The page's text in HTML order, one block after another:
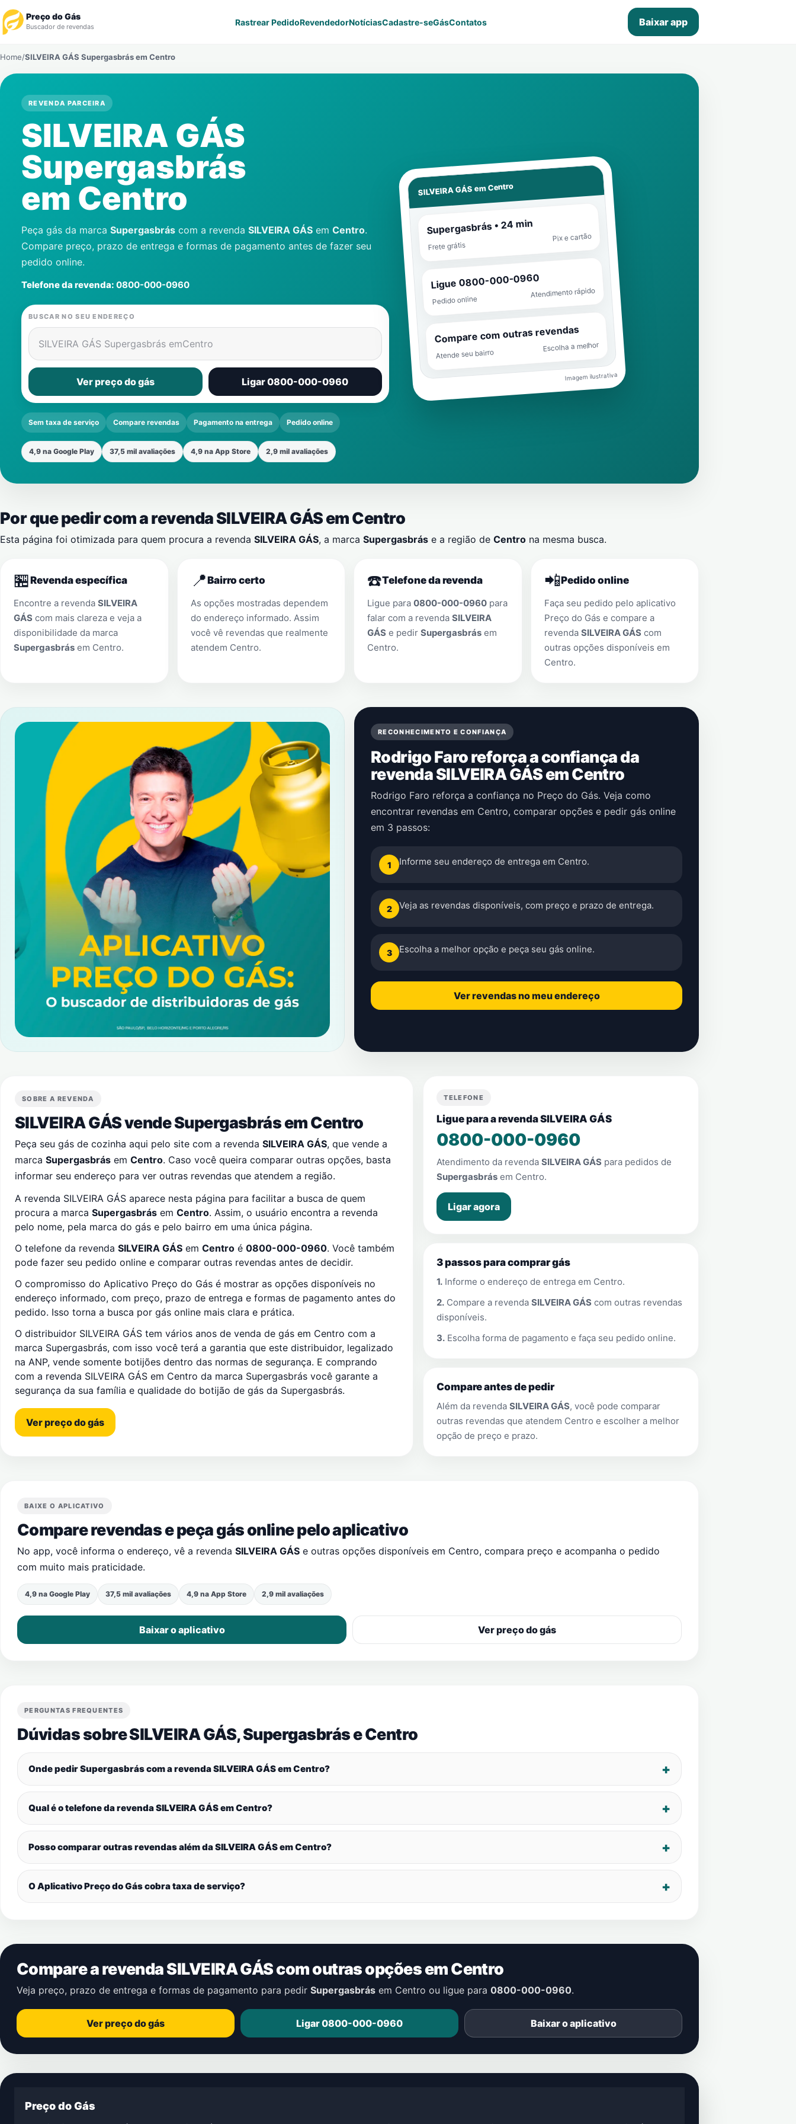
Preço do Gás
Buscador de revendas Rastrear PedidoRevendedorNotíciasCadastre-seGásContatos Baixar app
Revendedor
Notícias
Cadastre-se
Home/SILVEIRA GÁS Supergasbrás em Centro
REVENDA PARCEIRA
SILVEIRA GÁS
Supergasbrás
emCentro
Peça gás da marca Supergasbrás com a revenda SILVEIRA GÁS em Centro.
Compare preço, prazo de entrega e formas de pagamento antes de fazer seu
pedido online.
Telefone da revenda: 0800-000-0960
BUSCAR NO SEU ENDEREÇO
SILVEIRA GÁS Supergasbrás emCentro
Ver preço do gás Ligar 0800-000-0960
Sem taxa de serviço Compare revendas Pagamento na entrega Pedido online
4,9 na Google Play 37,5 mil avaliações 4,9 na App Store 2,9 mil avaliações
SILVEIRA GÁS emCentro
Supergasbrás • 24 min
Frete grátis
Pix e cartão
Ligue 0800-000-0960
Pedido online
Atendimento rápido
Compare com outras revendas
Atende seu bairro
Escolha a melhor
Imagem ilustrativa
Por que pedir com a revenda SILVEIRA GÁS emCentro
Esta página foi otimizada para quem procura a revenda SILVEIRA GÁS, a marca Supergasbrás e a região de Centro na mesma busca.
🏪Revenda específica
Encontre a revenda SILVEIRA
GÁS com mais clareza e veja a
disponibilidade da marca
Supergasbrás em Centro.
📍Bairro certo
As opções mostradas dependem
do endereço informado. Assim
você vê revendas que realmente
atendem Centro.
☎️Telefone da revenda
Ligue para 0800-000-0960 para
falar com a revenda SILVEIRA
GÁS e pedir Supergasbrás em
Centro.
📲Pedido online
Faça seu pedido pelo aplicativo
Preço do Gás e compare a
revenda SILVEIRA GÁS com
outras opções disponíveis em
Centro.
RECONHECIMENTO E CONFIANÇA
Rodrigo Faro reforça a confiança da
revenda SILVEIRA GÁS em Centro
Rodrigo Faro reforça a confiança no Preço do Gás. Veja como
encontrar revendas em Centro, comparar opções e pedir gás online
em 3 passos:
1 Informe seu endereço de entrega em Centro.
2 Veja as revendas disponíveis, com preço e prazo de entrega.
3 Escolha a melhor opção e peça seu gás online.
Ver revendas no meu endereço
SOBRE A REVENDA
SILVEIRA GÁS vende Supergasbrás emCentro
Peça seu gás de cozinha aqui pelo site com a revenda SILVEIRA GÁS, que vende a
marca Supergasbrás em Centro. Caso você queira comparar outras opções, basta
informar seu endereço para ver outras revendas que atendem a região.
A revenda SILVEIRA GÁS aparece nesta página para facilitar a busca de quem
procura a marca Supergasbrás em Centro. Assim, o usuário encontra a revenda
pelo nome, pela marca do gás e pelo bairro em uma única página.
O telefone da revenda SILVEIRA GÁS em Centro é 0800-000-0960. Você também
pode fazer seu pedido online e comparar outras revendas antes de decidir.
O compromisso do Aplicativo Preço do Gás é mostrar as opções disponíveis no
endereço informado, com preço, prazo de entrega e formas de pagamento antes do
pedido. Isso torna a busca por gás online mais clara e prática.
O distribuidor SILVEIRA GÁS tem vários anos de venda de gás em Centro com a
marca Supergasbrás, com isso você terá a garantia que este distribuidor, legalizado
na ANP, vende somente botijões dentro das normas de segurança. E comprando
com a revenda SILVEIRA GÁS em Centro da marca Supergasbrás você garante a
segurança da sua família e qualidade do botijão de gás da Supergasbrás.
Ver preço do gás
TELEFONE
Ligue para a revenda SILVEIRA GÁS
0800-000-0960
Atendimento da revendaSILVEIRA GÁS para pedidos de
Supergasbrás em Centro.
Ligar agora
3 passos para comprar gás
1. Informe o endereço de entrega em Centro.
2. Compare a revendaSILVEIRA GÁS com outras revendas
disponíveis.
3. Escolha forma de pagamento e faça seu pedido online.
Compare antes de pedir
Além da revendaSILVEIRA GÁS, você pode comparar
outras revendas que atendem Centro e escolher a melhor
opção de preço e prazo.
BAIXE O APLICATIVO
Compare revendas e peça gás online pelo aplicativo
No app, você informa o endereço, vê a revenda SILVEIRA GÁS e outras opções disponíveis em Centro, compara preço e acompanha o pedido
com muito mais praticidade.
4,9 na Google Play 37,5 mil avaliações 4,9 na App Store 2,9 mil avaliações
Baixar o aplicativo Ver preço do gás
PERGUNTAS FREQUENTES
Dúvidas sobre SILVEIRA GÁS, Supergasbrás eCentro
Onde pedir Supergasbrás com a revenda SILVEIRA GÁS emCentro?
Qual é o telefone da revenda SILVEIRA GÁS emCentro?
Posso comparar outras revendas além da SILVEIRA GÁS emCentro?
O Aplicativo Preço do Gás cobra taxa de serviço?
Compare a revenda SILVEIRA GÁS com outras opções emCentro
Veja preço, prazo de entrega e formas de pagamento para pedir Supergasbrás em Centro ou ligue para 0800-000-0960.
Ver preço do gás Ligar 0800-000-0960 Baixar o aplicativo
Preço do Gás